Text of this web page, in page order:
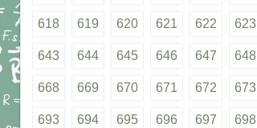
618 619 620 621 622 623
643 644 645 646 647 648
668 669 670 671 672 673
693 694 695 696 697 698